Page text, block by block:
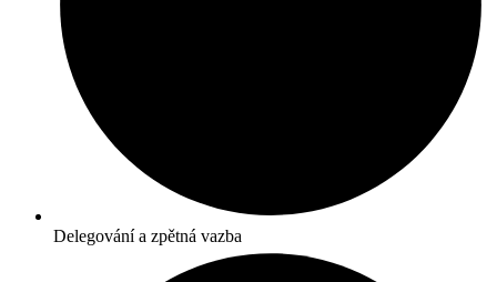
Delegování a zpětná vazba